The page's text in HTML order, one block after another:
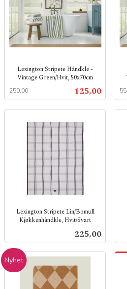
Lexington Stripete Håndkle -
Vintage Green/Hvit, 50x70cm
Tilbud
125,00
250,00
mva.
Lexington Stripete Lin/Bomull
Kjøkkenhåndkle, Hvit/Svart
Pris
225,00
Nyhet